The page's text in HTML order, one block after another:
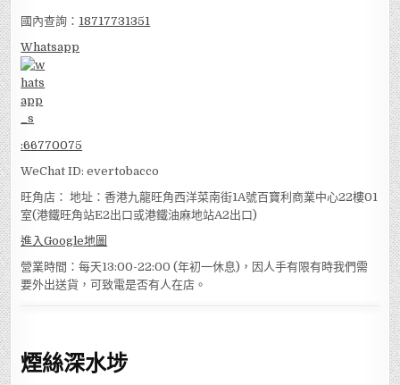
國內查詢： 18717731351
Whatsapp
:66770075
WeChat ID: evertobacco
旺角店： 地址：香港九龍旺角西洋菜南街1A號百寶利商業中心22樓01
室(港鐵旺角站E2出口或港鐵油麻地站A2出口)
進入Google地圖
營業時間：每天13:00-22:00 (年初一休息)，因人手有限有時我們需
要外出送貨，可致電是否有人在店。
煙絲深水埗